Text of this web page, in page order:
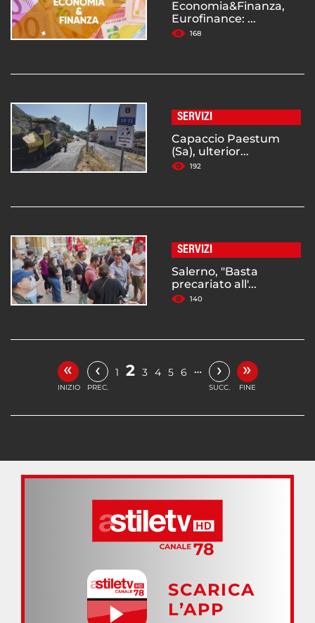
Economia&Finanza,
Eurofinance: ...
168
SERVIZI
Capaccio Paestum
(Sa), ulterior...
192
SERVIZI
Salerno, "Basta
precariato all'...
140
«
INIZIO
‹
PREC.
1 2 3 4 5 6 … ›
SUCC.
»
FINE
SCARICA
L’APP